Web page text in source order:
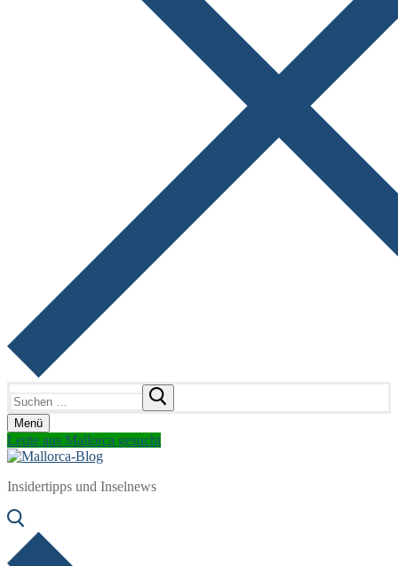
nach:
Menü
Leute aus Mallorca gesucht
Insidertipps und Inselnews